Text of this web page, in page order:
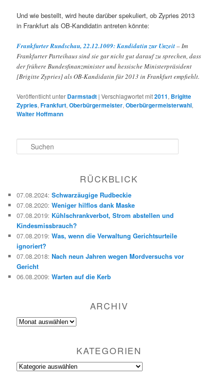
Und wie bestellt, wird heute darüber spekuliert, ob Zypries 2013
in Frankfurt als OB-Kandidatin antreten könnte:
Frankfurter Rundschau, 22.12.1009: Kandidatin zur Unzeit– Im
Frankfurter Parteihaus sind sie gar nicht gut darauf zu sprechen, dass
der frühere Bundesfinanzminister und hessische Ministerpräsident
[Brigitte Zypries] als OB-Kandidatin für 2013 in Frankfurt empfiehlt.
Veröffentlicht unter Darmstadt |Verschlagwortet mit2011, Brigitte
Zypries,Frankfurt,Oberbürgermeister,Oberbürgermeisterwahl,
Walter Hoffmann
u
RÜCKBLICK
07.08.2024:Schwarzäugige Rudbeckie
07.08.2020:Weniger hilflos dank Maske
07.08.2019: Kühlschrankverbot, Strom abstellen und
Kindesmissbrauch?
07.08.2019:Was, wenn die Verwaltung Gerichtsurteile
ignoriert?
07.08.2018:Nach neun Jahren wegen Mordversuchs vor
Gericht
06.08.2009:Warten auf die Kerb
ARCHIV
Archiv
KATEGORIEN
Kategorien